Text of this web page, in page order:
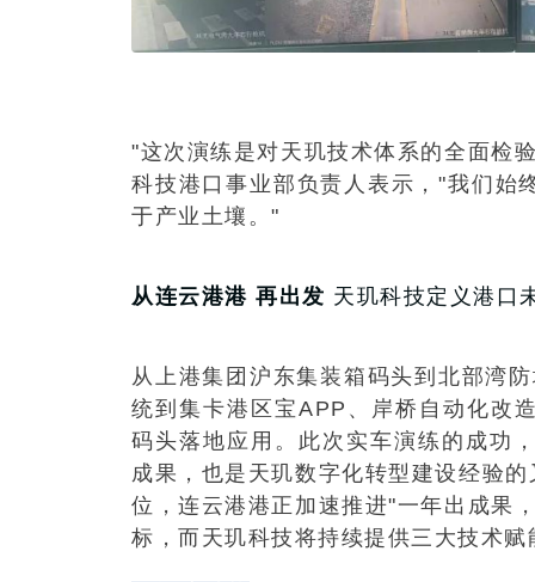
"这次演练是对天玑技术体系的全面检
科技港口事业部负责人表示，"我们始
于产业土壤。"
从连云港港 再出发 天玑科技定义港口
从上港集团沪东集装箱码头到北部湾
统到集卡港区宝APP、岸桥自动化
码头落地应用。此次实车演练的成功
成果，也是天玑数字化转型建设经验
位，连云港港正加速推进"一年出成果
标，而天玑科技将持续提供三大技术赋